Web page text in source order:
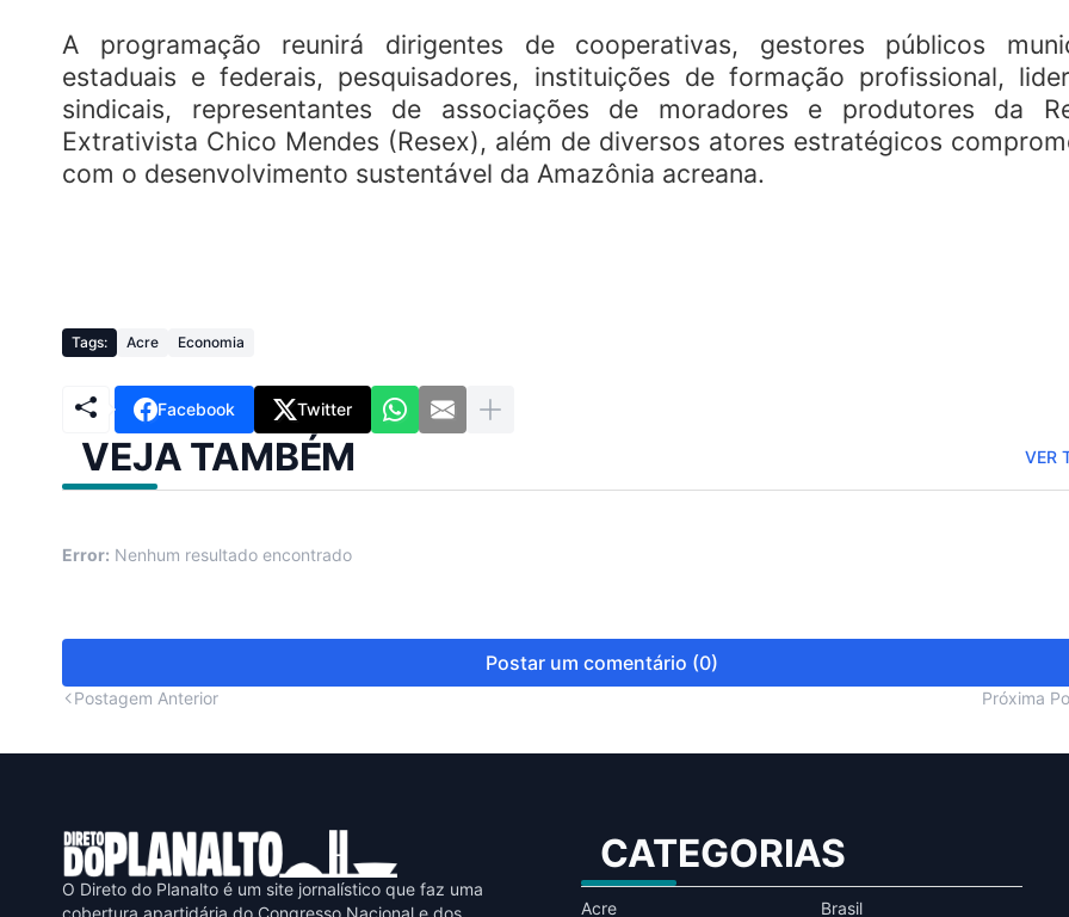
A programação reunirá dirigentes de cooperativas, gestores públicos
estaduais e federais, pesquisadores, instituições de formação profissional,
sindicais, representantes de associações de moradores e produtores da
Extrativista Chico Mendes (Resex), além de diversos atores estratégicos
com o desenvolvimento sustentável da Amazônia acreana.
Tags: Acre Economia
Facebook Twitter
VEJA TAMBÉM VER
Error: Nenhum resultado encontrado
Postar um comentário (0)
Postagem Anterior Próxima
Congresso Nacional
trabalhos nesta
O Direto do Planalto é um site jornalístico que faz uma
cobertura apartidária do Congresso Nacional e dos
CATEGORIAS
Acre Brasil